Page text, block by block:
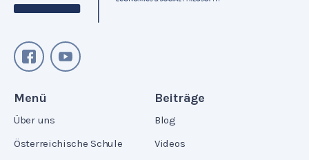
Menü
Über uns
Österreichische Schule
Beiträge
Blog
Videos